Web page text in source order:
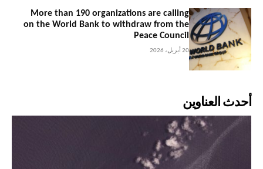
More than 190 organizations are calling
on the World Bank to withdraw from the
Peace Council
20 أبريل، 2026
أحدث العناوين